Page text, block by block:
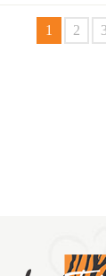
В корзину
1 2 3